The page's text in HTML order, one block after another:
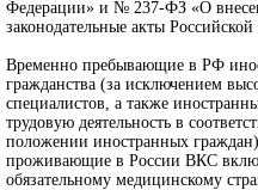
Федерации» и № 237-ФЗ «О
законодательные акты
Временно пребывающие в РФ
гражданства (за исключением
специалистов, а также
трудовую деятельность в
положении иностранных
проживающие в России ВКС
обязательному медицинскому